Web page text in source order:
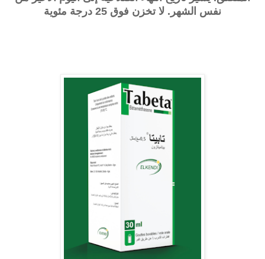
نفس الشهر. لا تخزن فوق 25 درجة مئوية